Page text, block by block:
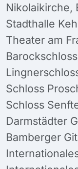
Nikolaikirche,
Stadthalle
Theater am
Schloss
Schloss
Darmstädter
Bamberger